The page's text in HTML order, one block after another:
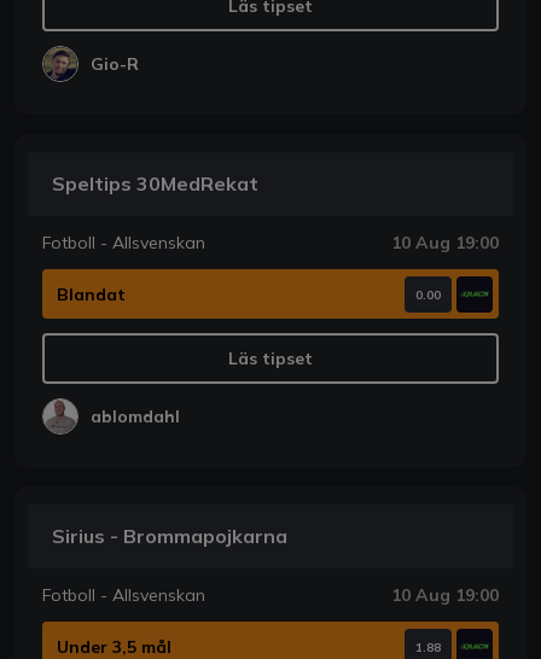
Läs tipset
Gio-R
Speltips 30MedRekat
Fotboll - Allsvenskan 10 Aug 19:00
Blandat 0.00
Läs tipset
ablomdahl
Sirius - Brommapojkarna
Fotboll - Allsvenskan 10 Aug 19:00
Under 3,5 mål 1.88